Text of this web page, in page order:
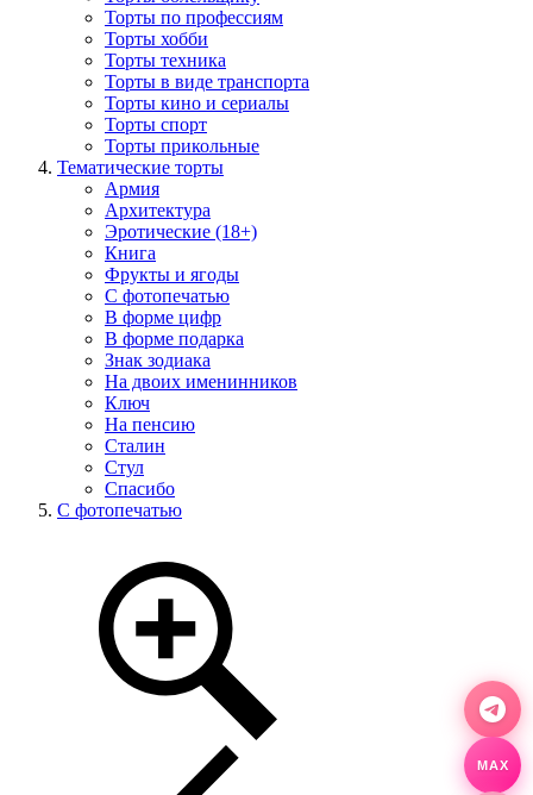
Торты по профессиям
Торты хобби
Торты техника
Торты в виде транспорта
Торты кино и сериалы
Торты спорт
Торты прикольные
Тематические торты
Армия
Архитектура
Эротические (18+)
Книга
Фрукты и ягоды
С фотопечатью
В форме цифр
В форме подарка
Знак зодиака
На двоих именинников
Ключ
На пенсию
Сталин
Стул
Спасибо
С фотопечатью
MAX